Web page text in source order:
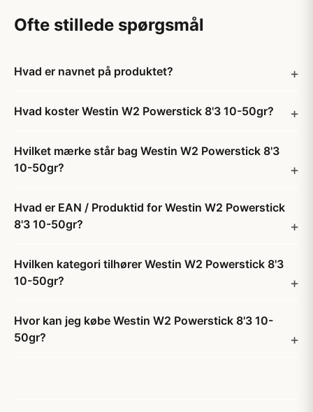
Ofte stillede spørgsmål
Hvad er navnet på produktet?
Hvad koster Westin W2 Powerstick 8'3 10-50gr?
Hvilket mærke står bag Westin W2 Powerstick 8'3
10-50gr?
Hvad er EAN / Produktid for Westin W2 Powerstick
8'3 10-50gr?
Hvilken kategori tilhører Westin W2 Powerstick 8'3
10-50gr?
Hvor kan jeg købe Westin W2 Powerstick 8'3 10-
50gr?